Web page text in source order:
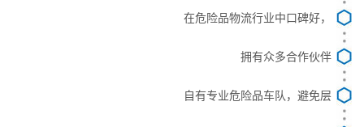
在危险品物流行业中口碑好，
拥有众多合作伙伴
自有专业危险品车队，避免层